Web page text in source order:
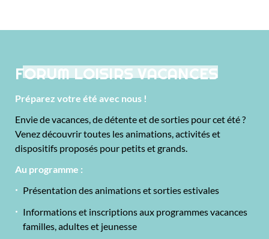
FORUM LOISIRS VACANCES
Préparez votre été avec nous !
Envie de vacances, de détente et de sorties pour cet été ?
Venez découvrir toutes les animations, activités et
dispositifs proposés pour petits et grands.
Au programme :
Présentation des animations et sorties estivales
Informations et inscriptions aux programmes vacances
familles, adultes et jeunesse